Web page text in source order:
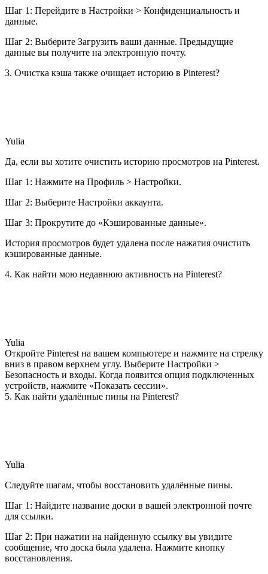
Шаг 1: Перейдите в Настройки > Конфиденциальность и
данные.
Шаг 2: Выберите Загрузить ваши данные. Предыдущие
данные вы получите на электронную почту.
3. Очистка кэша также очищает историю в Pinterest?
Yulia
Да, если вы хотите очистить историю просмотров на Pinterest.
Шаг 1: Нажмите на Профиль > Настройки.
Шаг 2: Выберите Настройки аккаунта.
Шаг 3: Прокрутите до «Кэшированные данные».
История просмотров будет удалена после нажатия очистить
кэшированные данные.
4. Как найти мою недавнюю активность на Pinterest?
Yulia
Откройте Pinterest на вашем компьютере и нажмите на стрелку
вниз в правом верхнем углу. Выберите Настройки >
Безопасность и входы. Когда появится опция подключенных
устройств, нажмите «Показать сессии».
5. Как найти удалённые пины на Pinterest?
Yulia
Следуйте шагам, чтобы восстановить удалённые пины.
Шаг 1: Найдите название доски в вашей электронной почте
для ссылки.
Шаг 2: При нажатии на найденную ссылку вы увидите
сообщение, что доска была удалена. Нажмите кнопку
восстановления.